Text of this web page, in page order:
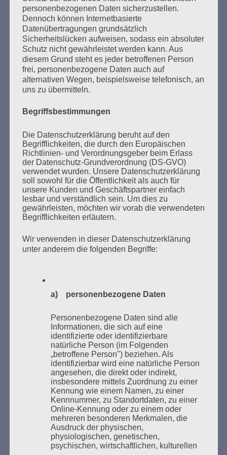
SUCHEN
NACH:
MARATHONLESUNG AUS DEN
Donnerstag, 21. Mai 2026, 11 – 18 Uhr
Zum 26. Mal gibt es eine Marathonlesung anlässlich
des Gedenkens an die Verbrennung von Büchern am
Bücher verbrannten.
GEDENKEN UND ERINNERN BEGINNT IN
UNSERER NACHBARSCHAFT
personenbezogenen Daten sicherzustellen.
Dennoch können Internetbasierte
Datenübertragungen grundsätzlich
Sicherheitslücken aufweisen, sodass ein absoluter
Schutz nicht gewährleistet werden kann. Aus
diesem Grund steht es jeder betroffenen Person
frei, personenbezogene Daten auch auf
alternativen Wegen, beispielsweise telefonisch, an
uns zu übermitteln.
Begriffsbestimmungen
Die Datenschutzerklärung beruht auf den
Begrifflichkeiten, die durch den Europäischen
Richtlinien- und Verordnungsgeber beim Erlass
der Datenschutz-Grundverordnung (DS-GVO)
verwendet wurden. Unsere Datenschutzerklärung
soll sowohl für die Öffentlichkeit als auch für
unsere Kunden und Geschäftspartner einfach
lesbar und verständlich sein. Um dies zu
gewährleisten, möchten wir vorab die verwendeten
Begrifflichkeiten erläutern.
Wir verwenden in dieser Datenschutzerklärung
unter anderem die folgenden Begriffe:
a) personenbezogene Daten
Personenbezogene Daten sind alle
Informationen, die sich auf eine
identifizierte oder identifizierbare
natürliche Person (im Folgenden
„betroffene Person") beziehen. Als
identifizierbar wird eine natürliche Person
angesehen, die direkt oder indirekt,
insbesondere mittels Zuordnung zu einer
Kennung wie einem Namen, zu einer
Kennnummer, zu Standortdaten, zu einer
Online-Kennung oder zu einem oder
mehreren besonderen Merkmalen, die
Ausdruck der physischen,
physiologischen, genetischen,
psychischen, wirtschaftlichen, kulturellen